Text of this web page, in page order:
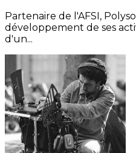
Partenaire de l'AFSI,
développement de ses
d'un...